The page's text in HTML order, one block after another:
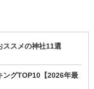
ススメの神社11選
ングTOP10【2026年最